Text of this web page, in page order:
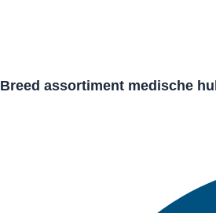
Breed assortiment medische